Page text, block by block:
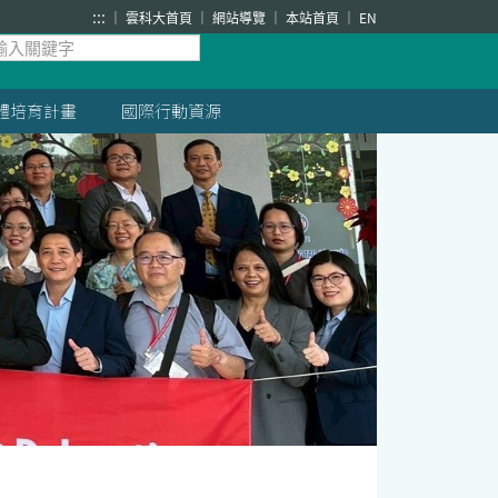
::: 雲科大首頁 網站導覽 本站首頁 EN
培育計畫 國際行動資源